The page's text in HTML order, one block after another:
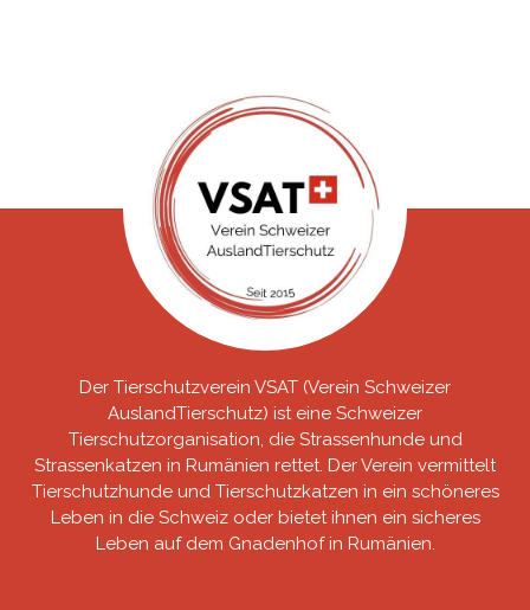
Der Tierschutzverein VSAT (Verein Schweizer
AuslandTierschutz) ist eine Schweizer
Tierschutzorganisation, die Strassenhunde und
Strassenkatzen in Rumänien rettet. Der Verein vermittelt
Tierschutzhunde und Tierschutzkatzen in ein schöneres
Leben in die Schweiz oder bietet ihnen ein sicheres
Leben auf dem Gnadenhof in Rumänien.